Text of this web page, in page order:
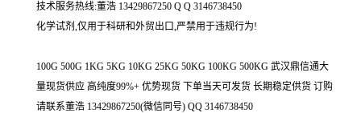
技术服务热线:董浩 13429867250 Q Q 3146738450
化学试剂,仅用于科研和外贸出口,严禁用于违规行为!
100G 500G 1KG 5KG 10KG 25KG 50KG 100KG 500KG 武汉鼎信通大
量现货供应 高纯度99%+ 优势现货 下单当天可发货 长期稳定供货 订购
请联系董浩 13429867250(微信同号) QQ 3146738450